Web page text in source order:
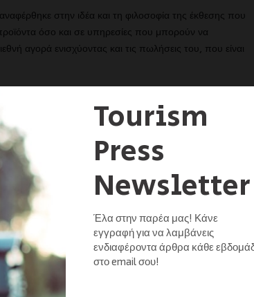
στην ιδέα και τη φιλοσοφία της έκθεσης που
όσο και σε υπηρεσίες που μπορούν να
αγορά ενισχύοντας και τις πωλήσεις του, που είναι
αποτέλεσε η εκθεσιακή δομή, που
ανάπτυξης του ξενοδοχειακού και τουριστικού
τοποθέτηση του προϊόντος στην αγορά. Ο επισκέπτης
ενός ξενοδοχείου, αφού η κατανομή των εκθετών γίνεται
επισκέπτη, ξενοδόχο-επιχειρηματία-επαγγελματία του
Το 100% Hotel Show, έρχεται να καλύψει τις
και “υποχρεώνονται” να συμμετάσχουν σε
(Networking και Business Development). Η
επισκέπτες.